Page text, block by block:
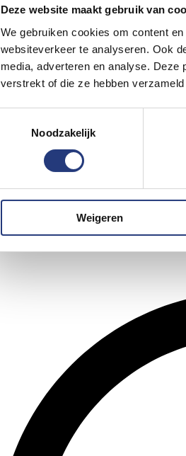
Deze website maakt gebruik van
We gebruiken cookies om content
websiteverkeer te analyseren. Ook
media, adverteren en analyse. Deze
verstrekt of die ze hebben
Noodzakelijk
Weigeren